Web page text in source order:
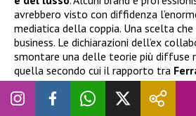
avrebbero visto con diffidenza
mediatica della coppia. Una scelta
business. Le dichiarazioni dell’ex
smontare una delle teorie più diffuse
quella secondo cui il rapporto tra
stato alimentato principalmente da
Damato ha raccontato che
Chiara